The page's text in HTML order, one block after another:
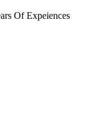
Of Expeiences